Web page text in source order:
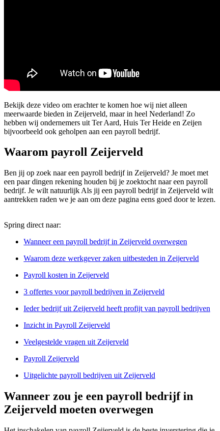
Bekijk deze video om erachter te komen hoe wij niet alleen
meerwaarde bieden in Zeijerveld, maar in heel Nederland! Zo
hebben wij ondernemers uit Ter Aard, Huis Ter Heide en Zeijen
bijvoorbeeld ook geholpen aan een payroll bedrijf.
Waarom payroll Zeijerveld
Ben jij op zoek naar een payroll bedrijf in Zeijerveld? Je moet met
een paar dingen rekening houden bij je zoektocht naar een payroll
bedrijf. Je wilt natuurlijk Als jij een payroll bedrijf in Zeijerveld wilt
aantrekken raden we je aan om deze pagina eens goed door te lezen.
Spring direct naar:
Wanneer een payroll bedrijf in Zeijerveld overwegen
Waarom deze werkgever zaken uitbesteden in Zeijerveld
Payroll kosten in Zeijerveld
3 offertes voor payroll bedrijven in Zeijerveld
Ieder bedrijf uit Zeijerveld heeft profijt van payroll bedrijven
Inzicht in Payroll Zeijerveld
Veelgestelde vragen uit Zeijerveld
Payroll Zeijerveld
Uitgelichte payroll bedrijven uit Zeijerveld
Wanneer zou je een payroll bedrijf in
Zeijerveld moeten overwegen